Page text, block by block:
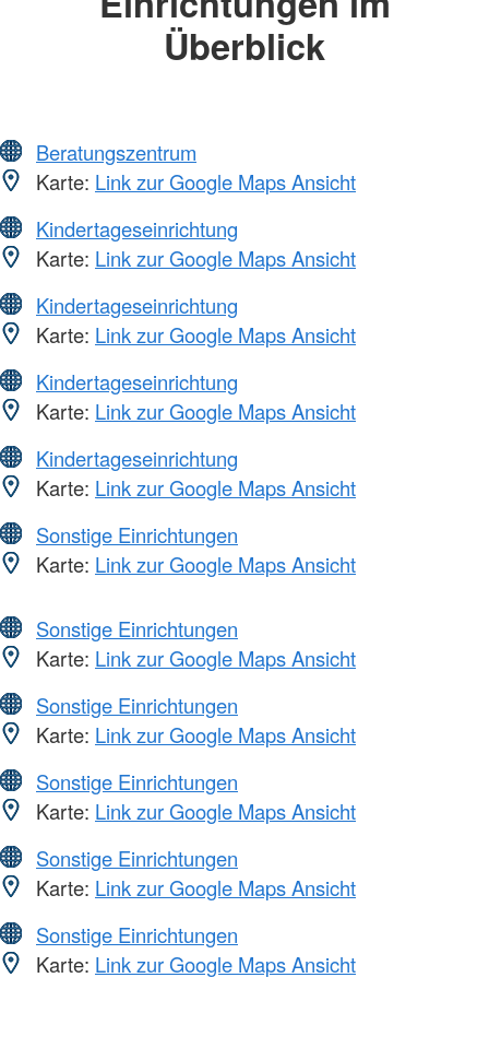
Überblick
Beratungszentrum
Karte: Link zur Google Maps Ansicht
Kindertageseinrichtung
Karte: Link zur Google Maps Ansicht
Kindertageseinrichtung
Karte: Link zur Google Maps Ansicht
Kindertageseinrichtung
Karte: Link zur Google Maps Ansicht
Kindertageseinrichtung
Karte: Link zur Google Maps Ansicht
Sonstige Einrichtungen
Karte: Link zur Google Maps Ansicht
Sonstige Einrichtungen
Karte: Link zur Google Maps Ansicht
Sonstige Einrichtungen
Karte: Link zur Google Maps Ansicht
Sonstige Einrichtungen
Karte: Link zur Google Maps Ansicht
Sonstige Einrichtungen
Karte: Link zur Google Maps Ansicht
Sonstige Einrichtungen
Karte: Link zur Google Maps Ansicht